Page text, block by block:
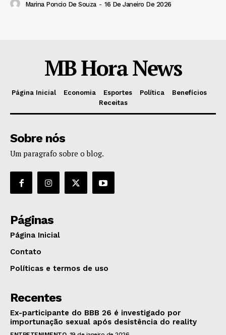
Marina Poncio De Souza - 16 De Janeiro De 2026
MB Hora News
Página Inicial Economia Esportes Política
Benefícios
Receitas
Sobre nós
Um paragrafo sobre o blog.
Páginas
Página Inicial
Contato
Políticas e termos de uso
Recentes
Ex-participante do BBB 26 é investigado por
importunação sexual após desistência do reality